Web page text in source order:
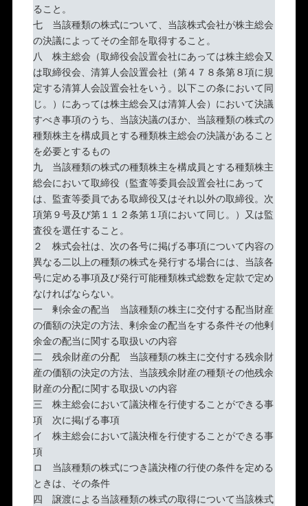
ること。
七 当該種類の株式について、当該株式会社が株主総会
の決議によってその全部を取得すること。
八 株主総会（取締役会設置会社にあっては株主総会又
は取締役会、清算人会設置会社（第４７８条第８項に規
定する清算人会設置会社をいう。以下この条において同
じ。）にあっては株主総会又は清算人会）において決議
すべき事項のうち、当該決議のほか、当該種類の株式の
種類株主を構成員とする種類株主総会の決議があること
を必要とするもの
九 当該種類の株式の種類株主を構成員とする種類株主
総会において取締役（監査等委員会設置会社にあって
は、監査等委員である取締役又はそれ以外の取締役。次
項第９号及び第１１２条第１項において同じ。）又は監
査役を選任すること。
２ 株式会社は、次の各号に掲げる事項について内容の
異なる二以上の種類の株式を発行する場合には、当該各
号に定める事項及び発行可能種類株式総数を定款で定め
なければならない。
一 剰余金の配当 当該種類の株主に交付する配当財産
の価額の決定の方法、剰余金の配当をする条件その他剰
余金の配当に関する取扱いの内容
二 残余財産の分配 当該種類の株主に交付する残余財
産の価額の決定の方法、当該残余財産の種類その他残余
財産の分配に関する取扱いの内容
三 株主総会において議決権を行使することができる事
項 次に掲げる事項
イ 株主総会において議決権を行使することができる事
項
ロ 当該種類の株式につき議決権の行使の条件を定める
ときは、その条件
四 譲渡による当該種類の株式の取得について当該株式